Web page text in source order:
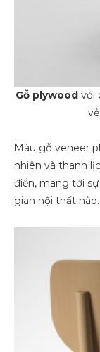
Gỗ plywood với
Màu gỗ veneer
nhiên và thanh
điển, mang tới
gian nội thất nào.